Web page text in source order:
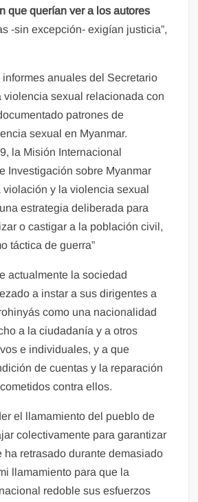
que querían ver a los autores
-sin excepción- exigían justicia”,
anuales del Secretario
violencia sexual relacionada con
patrones de
sexual en Myanmar.
la Misión Internacional
Investigación sobre Myanmar
violación y la violencia sexual
estrategia deliberada para
o castigar a la población civil,
táctica de guerra”
actualmente la sociedad
a instar a sus dirigentes a
como una nacionalidad
a la ciudadanía y a otros
e individuales, y a que
de cuentas y la reparación
contra ellos.
el llamamiento del pueblo de
colectivamente para garantizar
ha retrasado durante demasiado
llamamiento para que la
redoble sus esfuerzos